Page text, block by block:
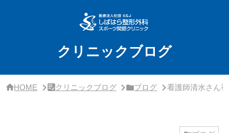
クリニックブログ
HOME クリニックブログ ブログ 看護師清水さん